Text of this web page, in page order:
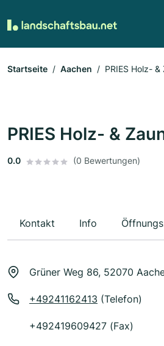
Startseite Aachen PRIES Holz- &
PRIES Holz- &
0.0 (0 Bewertungen)
Kontakt Info
Grüner Weg 86, 52070
+49241162413 (Telefon)
+492419609427 (Fax)